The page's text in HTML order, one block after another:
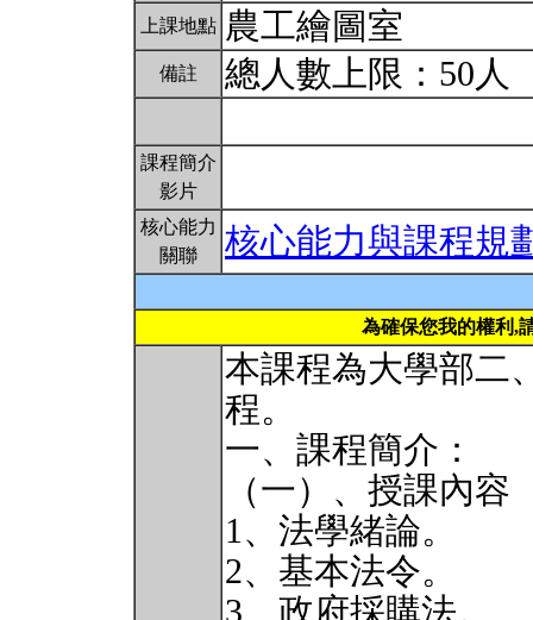
上課地點 農工繪圖室
備註 總人數上限：50人
課程簡介
影片
核心能力
關聯
核心能力與課程規
為確保您我的權利,
本課程為大學部二
程。
一、課程簡介：
（一）、授課內容
1、法學緒論。
2、基本法令。
3、政府採購法。